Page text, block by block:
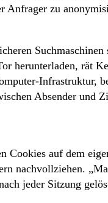
Anfrager zu
herunterladen, rät
Infrastruktur,
Absender und
Cookies auf dem
nachvollziehen.
jeder Sitzung